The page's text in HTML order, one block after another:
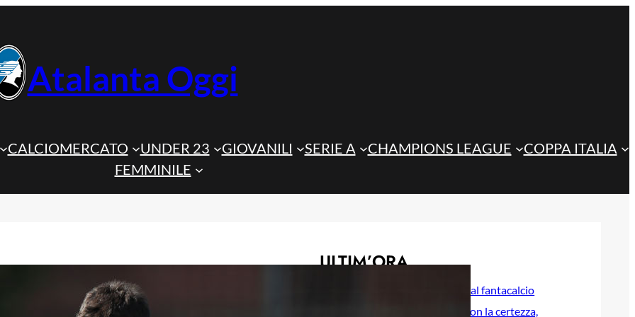
Atalanta Oggi
CALCIOMERCATO UNDER 23 GIOVANILI SERIE A CHAMPIONS LEAGUE
COPPA ITALIA
FEMMINILE
ULTIM’ORA
Atalanta, guida al fantacalcio
2026/27: Ederson la certezza,